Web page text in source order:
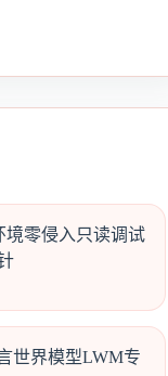
境零侵入只读调试
世界模型LWM专